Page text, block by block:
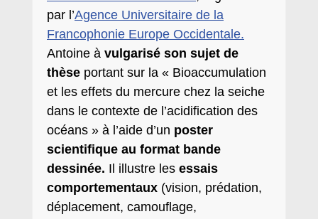
par l’Agence Universitaire de la
Francophonie Europe Occidentale.
Antoine à vulgarisé son sujet de
thèse portant sur la « Bioaccumulation
et les effets du mercure chez la seiche
dans le contexte de l’acidification des
océans » à l’aide d’un poster
scientifique au format bande
dessinée. Il illustre les essais
comportementaux (vision, prédation,
déplacement, camouflage,